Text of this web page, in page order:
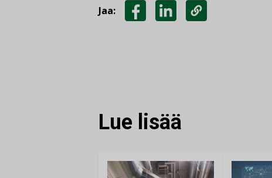
Jaa:
Lue lisää